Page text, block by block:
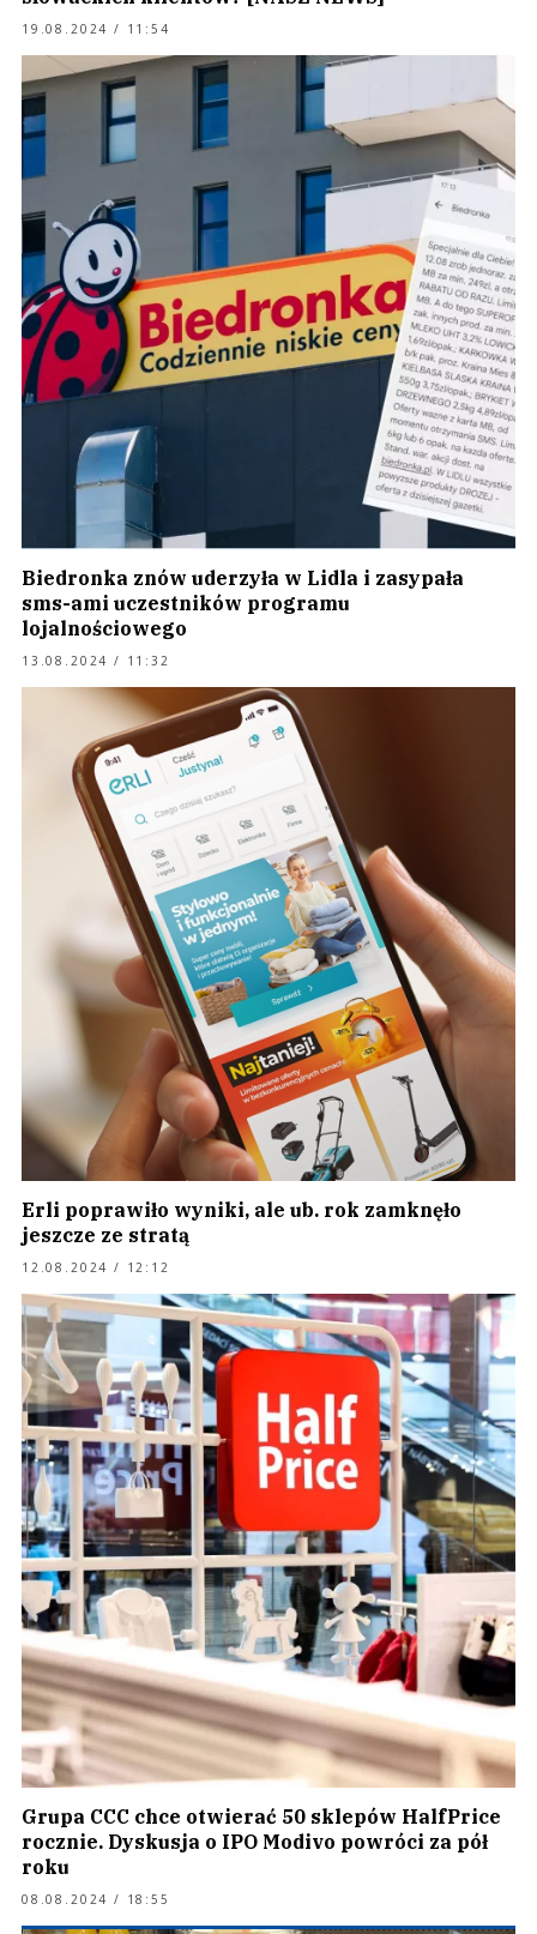
19.08.2024 / 11:54
Biedronka znów uderzyła w Lidla i zasypała
sms-ami uczestników programu
lojalnościowego
13.08.2024 / 11:32
Erli poprawiło wyniki, ale ub. rok zamknęło
jeszcze ze stratą
12.08.2024 / 12:12
Grupa CCC chce otwierać 50 sklepów HalfPrice
rocznie. Dyskusja o IPO Modivo powróci za pół
roku
08.08.2024 / 18:55